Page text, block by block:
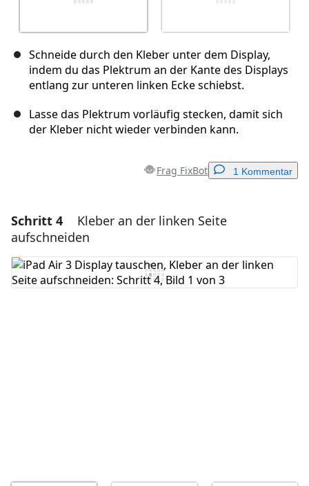
Schneide durch den Kleber unter dem Display,
indem du das Plektrum an der Kante des Displays
entlang zur unteren linken Ecke schiebst.
Lasse das Plektrum vorläufig stecken, damit sich
der Kleber nicht wieder verbinden kann.
Frag FixBot 1 Kommentar
Einen Kommentar hinzufügen
Kommentar hinzufügen
Schritt 4
Kleber an der linken Seite
aufschneiden